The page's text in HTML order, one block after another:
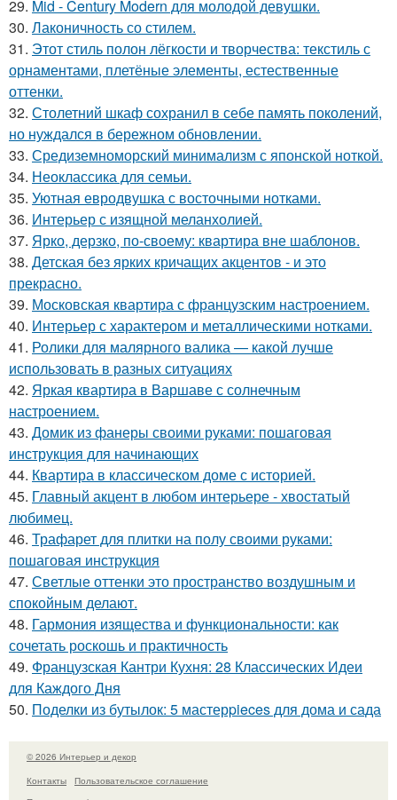
29. Mid - Century Modern для молодой девушки.
30. Лаконичность со стилем.
31. Этот стиль полон лёгкости и творчества: текстиль с
орнаментами, плетёные элементы, естественные
оттенки.
32. Столетний шкаф сохранил в себе память поколений,
но нуждался в бережном обновлении.
33. Средиземноморский минимализм с японской ноткой.
34. Неоклассика для семьи.
35. Уютная евродвушка с восточными нотками.
36. Интерьер с изящной меланхолией.
37. Ярко, дерзко, по-своему: квартира вне шаблонов.
38. Детская без ярких кричащих акцентов - и это
прекрасно.
39. Московская квартира с французским настроением.
40. Интерьер с характером и металлическими нотками.
41. Ролики для малярного валика — какой лучше
использовать в разных ситуациях
42. Яркая квартира в Варшаве с солнечным
настроением.
43. Домик из фанеры своими руками: пошаговая
инструкция для начинающих
44. Квартира в классическом доме с историей.
45. Главный акцент в любом интерьере - хвостатый
любимец.
46. Трафарет для плитки на полу своими руками:
пошаговая инструкция
47. Светлые оттенки это пространство воздушным и
спокойным делают.
48. Гармония изящества и функциональности: как
сочетать роскошь и практичность
49. Французская Кантри Кухня: 28 Классических Идеи
для Каждого Дня
50. Поделки из бутылок: 5 мастерpieces для дома и сада
© 2026 Интерьер и декор
Контакты
Пользовательское соглашение